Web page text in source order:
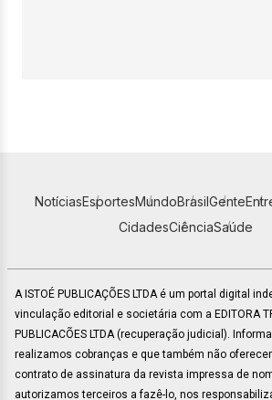
NotíciasEsportesMundoBrasilGente
CidadesCiênciaSaúde
A ISTOÉ PUBLICAÇÕES LTDA é um portal digital
vinculação editorial e societária com a EDITORA
PUBLICACÕES LTDA (recuperação judicial).
realizamos cobranças e que também não
contrato de assinatura da revista impressa de
autorizamos terceiros a fazê-lo, nos